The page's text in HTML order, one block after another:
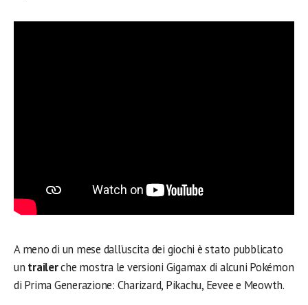
A meno di un mese dall’uscita dei giochi è stato pubblicato
un trailerche mostra le versioni Gigamax di alcuni Pokémon
di Prima Generazione: Charizard, Pikachu, Eevee e Meowth.